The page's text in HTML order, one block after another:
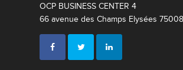
OCP BUSINESS CENTER 4
66 avenue des Champs Elysées